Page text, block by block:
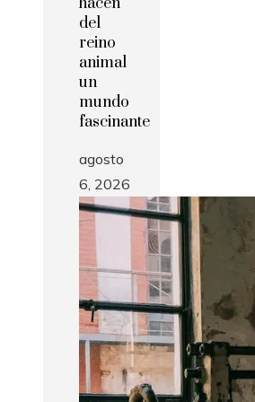
del
reino
animal
un
mundo
fascinante
agosto
6, 2026